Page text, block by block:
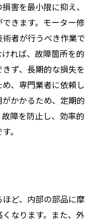
害を最小限に抑え、
きます。モーター修
者が行うべき作業で
れば、故障箇所を的
ず、長期的な損失を
、専門業者に依頼し
かかるため、定期的
障を防止し、効率的
。
ど、内部の部品に摩
なります。また、外